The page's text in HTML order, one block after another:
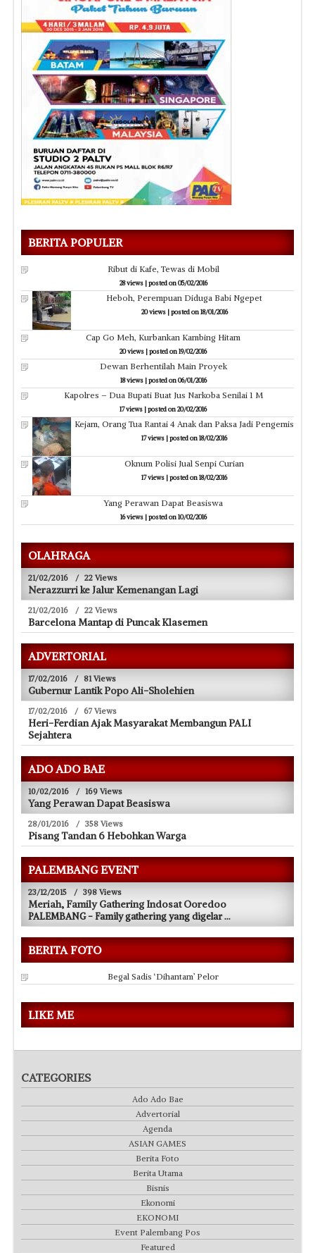
BERITA POPULER
Ribut di Kafe, Tewas di Mobil
28 views|posted on 05/02/2016
Heboh, Perempuan Diduga Babi Ngepet
20 views|posted on 18/01/2016
Cap Go Meh, Kurbankan Kambing Hitam
20 views |posted on 19/02/2016
Dewan Berhentilah Main Proyek
18 views|posted on 06/01/2016
Kapolres – Dua Bupati Buat Jus Narkoba Senilai 1 M
17 views |posted on 20/02/2016
Kejam, Orang Tua Rantai 4 Anak dan Paksa Jadi Pengemis
17 views |posted on 18/02/2016
Oknum Polisi Jual Senpi Curian
17 views |posted on 18/02/2016
Yang Perawan Dapat Beasiswa
16 views|posted on 10/02/2016
OLAHRAGA
21/02/2016 / 22 Views
Nerazzurri ke Jalur Kemenangan Lagi
21/02/2016 / 22 Views
Barcelona Mantap di Puncak Klasemen
ADVERTORIAL
17/02/2016 / 81 Views
Gubernur Lantik Popo Ali-Sholehien
17/02/2016 / 67 Views
Heri-Ferdian Ajak Masyarakat Membangun PALI
Sejahtera
ADO ADO BAE
10/02/2016 / 169 Views
Yang Perawan Dapat Beasiswa
28/01/2016 / 358 Views
Pisang Tandan 6 Hebohkan Warga
PALEMBANG EVENT
23/12/2015 / 398 Views
Meriah, Family Gathering Indosat Ooredoo
PALEMBANG - Family gathering yang digelar...
BERITA FOTO
Begal Sadis ‘Dihantam’ Pelor
LIKE ME
CATEGORIES
Ado Ado Bae
Advertorial
Agenda
ASIAN GAMES
Berita Foto
Berita Utama
Bisnis
Ekonomi
EKONOMI
Event Palembang Pos
Featured